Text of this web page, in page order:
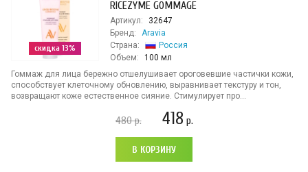
скидка 13%
RICEZYME GOMMAGE
Артикул:
32647
Бренд:
Aravia
Страна:
Россия
Объем:
100 мл
Гоммаж для лица бережно отшелушивает ороговевшие частички кожи,
способствует клеточному обновлению, выравнивает текстуру и тон,
возвращают коже естественное сияние. Стимулирует про...
480р. 418 р.
В КОРЗИНУ